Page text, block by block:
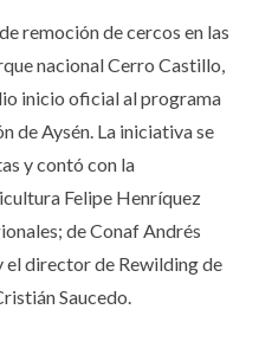
remoción de cercos en las
nacional Cerro Castillo,
inicio oficial al programa
de Aysén. La iniciativa se
y contó con la
Felipe Henríquez
de Conaf Andrés
el director de Rewilding de
Saucedo.